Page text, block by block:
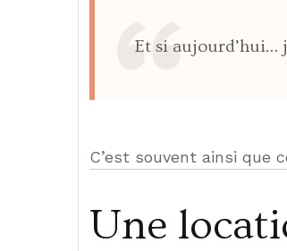
Et si aujourd’hui…
C’est souvent ainsi que
Une